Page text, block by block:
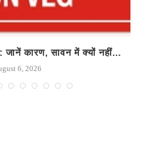
कारण, सावन में क्यों नहीं...
6, 2026